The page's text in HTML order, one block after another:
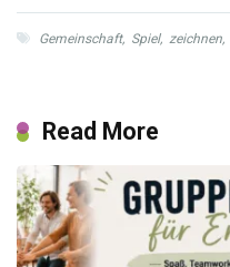
Gemeinschaft, Spiel, zeichnen,
Read More